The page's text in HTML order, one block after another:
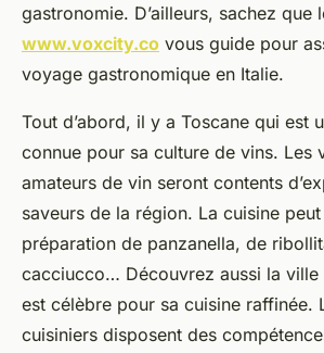
gastronomie. D’ailleurs, sachez que
www.voxcity.co vous guide pour
voyage gastronomique en Italie.
Tout d’abord, il y a Toscane qui est
connue pour sa culture de vins. Les
amateurs de vin seront contents
saveurs de la région. La cuisine
préparation de panzanella, de
cacciucco… Découvrez aussi la ville
est célèbre pour sa cuisine raffinée.
cuisiniers disposent des